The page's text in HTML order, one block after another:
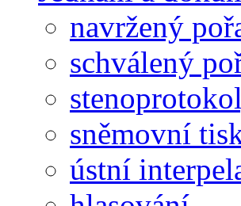
navržený
schválený
sněmovní
ústní